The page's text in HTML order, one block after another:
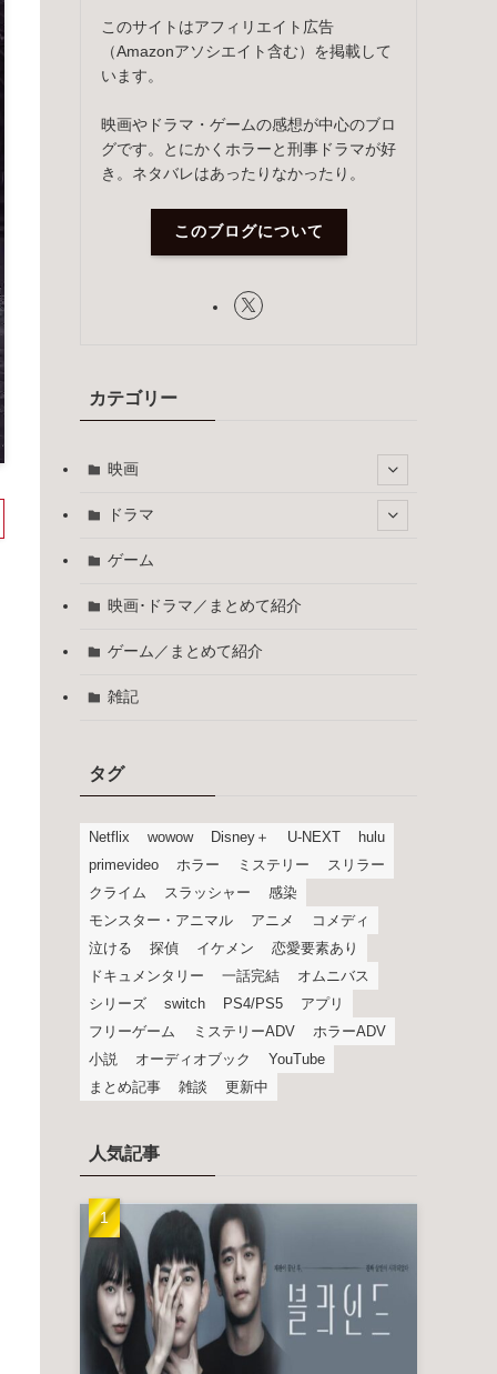
このサイトはアフィリエイト広告
（Amazonアソシエイト含む）を掲載して
います。
映画やドラマ・ゲームの感想が中心のブロ
グです。とにかくホラーと刑事ドラマが好
き。ネタバレはあったりなかったり。
このブログについて
カテゴリー
映画
ドラマ
ゲーム
映画･ドラマ／まとめて紹介
ゲーム／まとめて紹介
雑記
タグ
Netflix wowow Disney＋ U-NEXT
hulu
primevideo
ホラー ミステリー
スリラー
クライム
スラッシャー
感染
モンスター・アニマル
アニメ
コメディ
泣ける
探偵 イケメン
恋愛要素あり
ドキュメンタリー
一話完結
オムニバス
シリーズ
switch PS4/PS5
アプリ
フリーゲーム
ミステリーADV
ホラーADV
小説
オーディオブック
YouTube
まとめ記事
雑談 更新中
人気記事